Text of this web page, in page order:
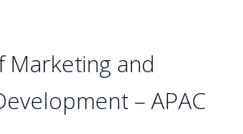
Marketing and
– APAC